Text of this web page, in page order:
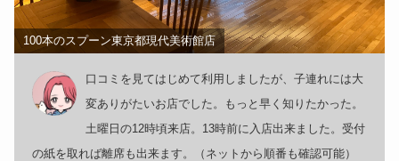
100本のスプーン東京都現代美術館店
口コミを見てはじめて利用しましたが、子連れには大
変ありがたいお店でした。もっと早く知りたかった。
土曜日の12時頃来店。13時前に入店出来ました。受付
の紙を取れば離席も出来ます。（ネットから順番も確認可能）